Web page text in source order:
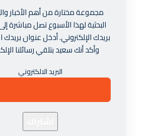
مجموعة مختارة من أهم الأخبار
البحثية لهذا الأسبوع تصل مباشرة
بريدك الإلكتروني. أدخل عنوان بريدك
وأكد أنك سعيد بتلقي رسائلنا
البريد الالكتروني